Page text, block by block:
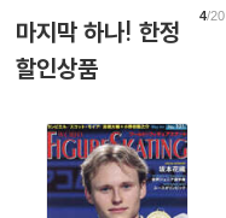
마지막 하나! 한정
할인상품
4/20